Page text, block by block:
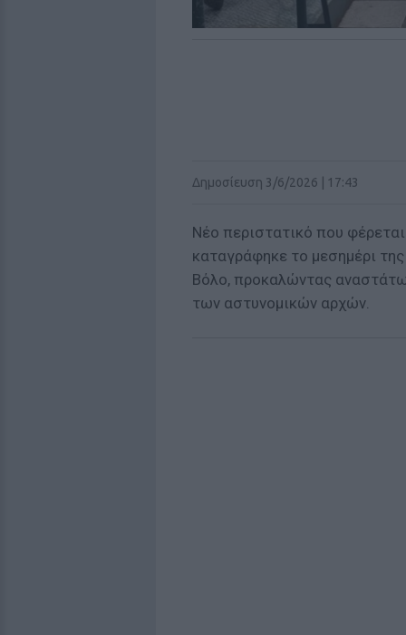
Δημοσίευση 3/6/2026 | 17:43
Νέο περιστατικό που
καταγράφηκε το μεσημέρι
Βόλο, προκαλώντας
των αστυνομικών αρχών.